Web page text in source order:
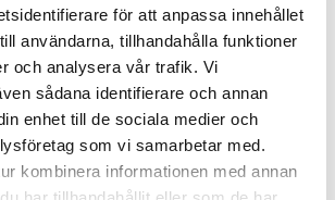
för att anpassa innehållet
användarna, tillhandahålla funktioner
och analysera vår trafik. Vi
sådana identifierare och annan
enhet till de sociala medier och
som vi samarbetar med.
kombinera informationen med annan
att använda BankID på
med vanligt betalkort på
som installeras från och med 13 april